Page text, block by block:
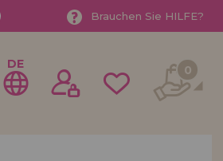
Brauchen Sie HILFE?
DE 0